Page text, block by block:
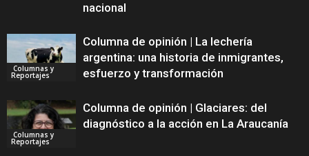
nacional
Columnas y
Reportajes
Columna de opinión | La lechería
argentina: una historia de inmigrantes,
esfuerzo y transformación
Columnas y
Reportajes
Columna de opinión | Glaciares: del
diagnóstico a la acción en La Araucanía